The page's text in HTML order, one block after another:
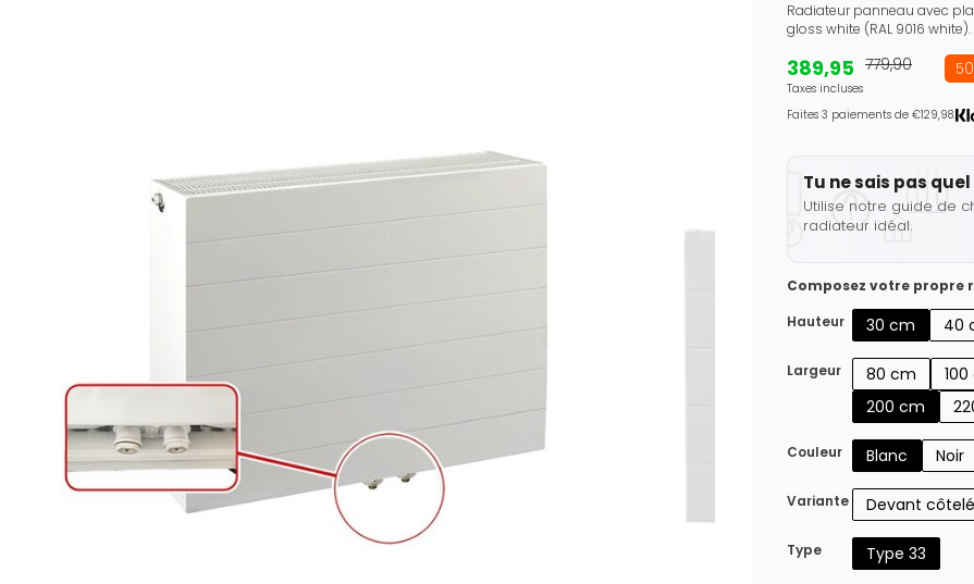
Radiateur panneau avec
gloss white (RAL 9016
389,95
Taxes incluses
779,90
Faites 3 paiements de €129,98.
Tu ne sais pas
Utilise notre guide de
radiateur idéal.
Composez votre propre
Hauteur
30 cm 40
Largeur 80 cm
200 cm
Couleur Blanc Noir
Variante Devant côtelé
Type Type 33